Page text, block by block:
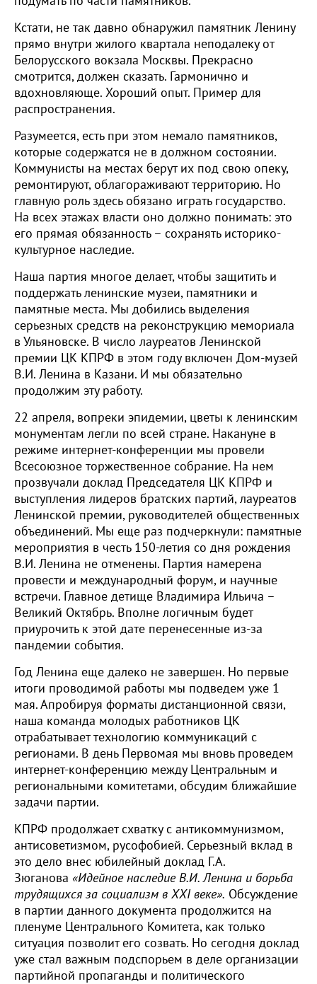
Кстати, не так давно обнаружил памятник Ленину
прямо внутри жилого квартала неподалеку от
Белорусского вокзала Москвы. Прекрасно
смотрится, должен сказать. Гармонично и
вдохновляюще. Хороший опыт. Пример для
распространения.
Разумеется, есть при этом немало памятников,
которые содержатся не в должном состоянии.
Коммунисты на местах берут их под свою опеку,
ремонтируют, облагораживают территорию. Но
главную роль здесь обязано играть государство.
На всех этажах власти оно должно понимать: это
его прямая обязанность – сохранять историко-
культурное наследие.
Наша партия многое делает, чтобы защитить и
поддержать ленинские музеи, памятники и
памятные места. Мы добились выделения
серьезных средств на реконструкцию мемориала
в Ульяновске. В число лауреатов Ленинской
премии ЦК КПРФ в этом году включен Дом-музей
В.И. Ленина в Казани. И мы обязательно
продолжим эту работу.
22 апреля, вопреки эпидемии, цветы к ленинским
монументам легли по всей стране. Накануне в
режиме интернет-конференции мы провели
Всесоюзное торжественное собрание. На нем
прозвучали доклад Председателя ЦК КПРФ и
выступления лидеров братских партий, лауреатов
Ленинской премии, руководителей общественных
объединений. Мы еще раз подчеркнули: памятные
мероприятия в честь 150-летия со дня рождения
В.И. Ленина не отменены. Партия намерена
провести и международный форум, и научные
встречи. Главное детище Владимира Ильича –
Великий Октябрь. Вполне логичным будет
приурочить к этой дате перенесенные из-за
пандемии события.
Год Ленина еще далеко не завершен. Но первые
итоги проводимой работы мы подведем уже 1
мая. Апробируя форматы дистанционной связи,
наша команда молодых работников ЦК
отрабатывает технологию коммуникаций с
регионами. В день Первомая мы вновь проведем
интернет-конференцию между Центральным и
региональными комитетами, обсудим ближайшие
задачи партии.
КПРФ продолжает схватку с антикоммунизмом,
антисоветизмом, русофобией. Серьезный вклад в
это дело внес юбилейный доклад Г.А.
Зюганова «Идейное наследие В.И. Ленина и борьба
трудящихся за социализм в ХХI веке». Обсуждение
в партии данного документа продолжится на
пленуме Центрального Комитета, как только
ситуация позволит его созвать. Но сегодня доклад
уже стал важным подспорьем в деле организации
партийной пропаганды и политического